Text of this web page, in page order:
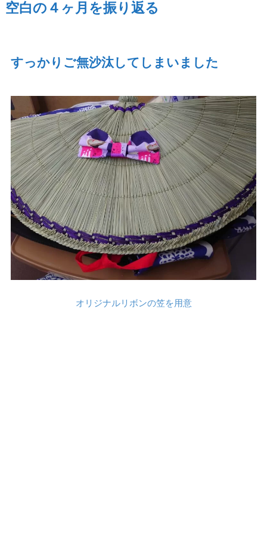
空白の４ヶ月を振り返る
すっかりご無沙汰してしまいました
オリジナルリボンの笠を用意